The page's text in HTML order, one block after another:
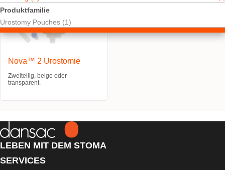
Produktfamilie
Urostomy Pouches (1)
Nova™ 2 Urostomie
Zweiteilig, beige oder
transparent.
LEBEN MIT DEM STOMA
SERVICES